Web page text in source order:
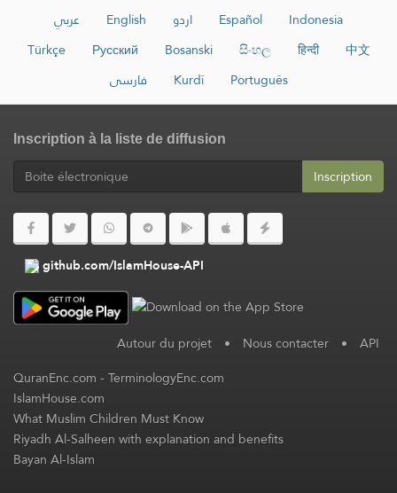
عربي English اردو Español
Indonesia
Türkçe
Русский Bosanski සිංහල हिन्दी
中文
فارسی
Kurdî Português
Inscription à la liste de diffusion
Inscription
github.com/IslamHouse-API
Autour du projet • Nous contacter • API
QuranEnc.com-TerminologyEnc.com
IslamHouse.com
What Muslim Children Must Know
Riyadh Al-Salheen with explanation and benefits
Bayan Al-Islam